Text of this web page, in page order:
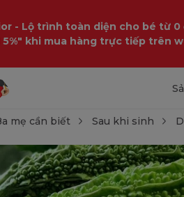
- Lộ trình toàn diện cho bé từ 0
5%" khi mua hàng trực tiếp trên
mẹ cần biết Sau khi sinh